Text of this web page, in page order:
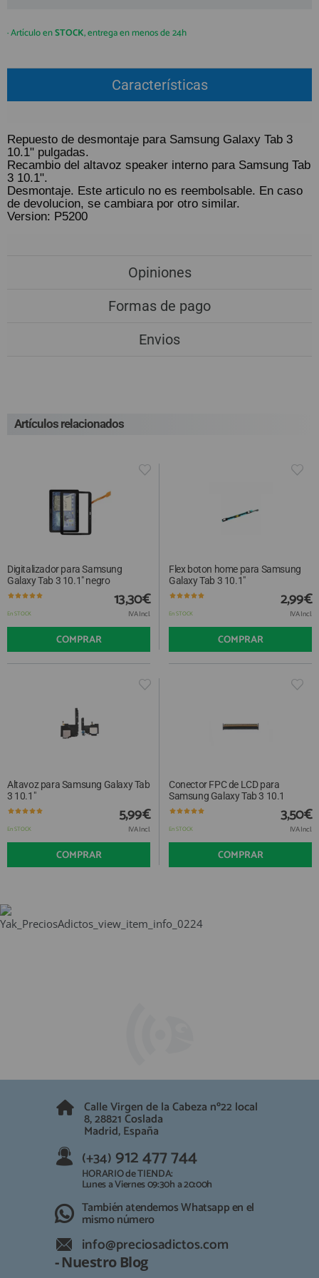
912 477 744
HORARIO de TIENDA:
También atendemos Whatsapp
info@preciosadictos.com
· Artículo enSTOCK, entrega en menos de 24h
Características
Repuesto de desmontaje para Samsung Galaxy Tab 3
10.1" pulgadas.
Recambio del altavoz speaker interno para Samsung Tab
3 10.1".
Desmontaje. Este articulo no es reembolsable. En caso
de devolucion, se cambiara por otro similar.
Version: P5200
Opiniones
Formas de pago
Envios
Artículos relacionados
Digitalizador para Samsung
Galaxy Tab 3 10.1" negro
En STOCK
13,30€
IVA Incl.
COMPRAR
Flex boton home para Samsung
Galaxy Tab 3 10.1"
En STOCK
2,99€
IVA Incl.
COMPRAR
Altavoz para Samsung Galaxy Tab
3 10.1"
En STOCK
5,99€
IVA Incl.
COMPRAR
Conector FPC de LCD para
Samsung Galaxy Tab 3 10.1
En STOCK
3,50€
IVA Incl.
COMPRAR
Calle Virgen de la Cabeza nº22 local
8, 28821 Coslada
Madrid, España
(+34) 912 477 744
HORARIO de TIENDA:
Lunes a Viernes 09:30h a 20:00h
También atendemos Whatsapp en el
mismo número
info@preciosadictos.com
- Nuestro Blog